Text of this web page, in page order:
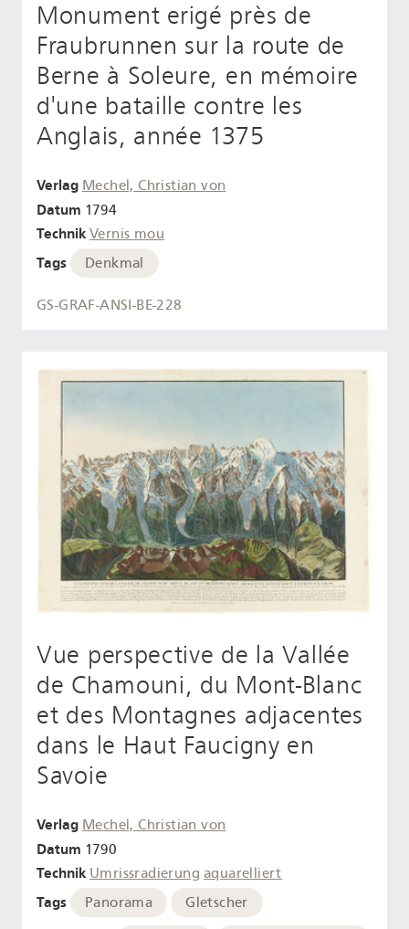
Monument erigé près de
Fraubrunnen sur la route de
Berne à Soleure, en mémoire
d'une bataille contre les
Anglais, année 1375
Verlag Mechel, Christian von
Datum 1794
Technik Vernis mou
Tags Denkmal
GS-GRAF-ANSI-BE-228
Vue perspective de la Vallée
de Chamouni, du Mont-Blanc
et des Montagnes adjacentes
dans le Haut Faucigny en
Savoie
Verlag Mechel, Christian von
Datum 1790
Technik Umrissradierung aquarelliert
Tags Panorama Gletscher